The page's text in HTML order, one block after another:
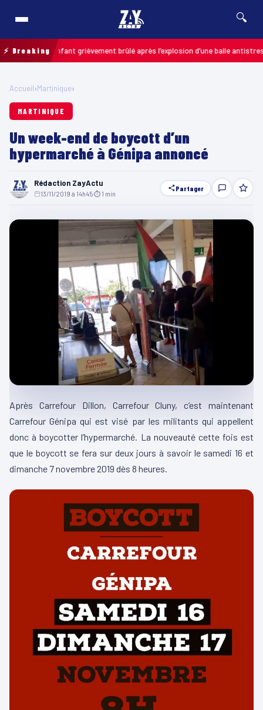
🔍
⚡ Breaking
: un enfant grièvement brûlé après l’explosion d’une balle antistress
Accueil›Martinique›
MARTINIQUE
Un week-end de boycott d’un
hypermarché à Génipa annoncé
Rédaction ZayActu
13/11/2019 à 14h45⏱ 1 min
Partager
Après Carrefour Dillon, Carrefour Cluny, c’est maintenant
Carrefour Génipa qui est visé par les militants qui appellent
donc à boycotter l’hypermarché. La nouveauté cette fois est
que le boycott se fera sur deux jours à savoir le samedi 16 et
dimanche 7 novembre 2019 dès 8 heures.